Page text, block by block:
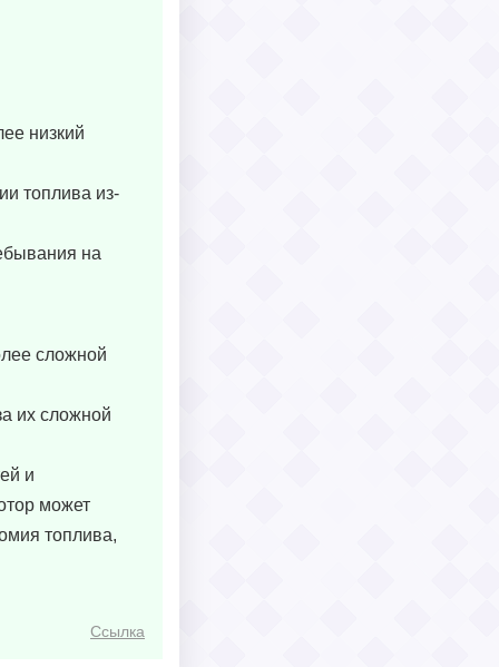
низкий
топлива из-
на
сложной
их сложной
и
может
топлива,
Ссылка